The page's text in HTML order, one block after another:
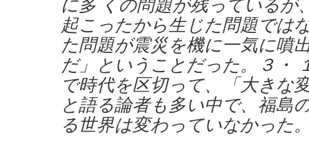
起こったから生じた問題では
た問題が震災を機に一気に噴
だ」ということだった。３・
で時代を区切って、「大きな
と語る論者も多い中で、福島
る世界は変わっていなかった